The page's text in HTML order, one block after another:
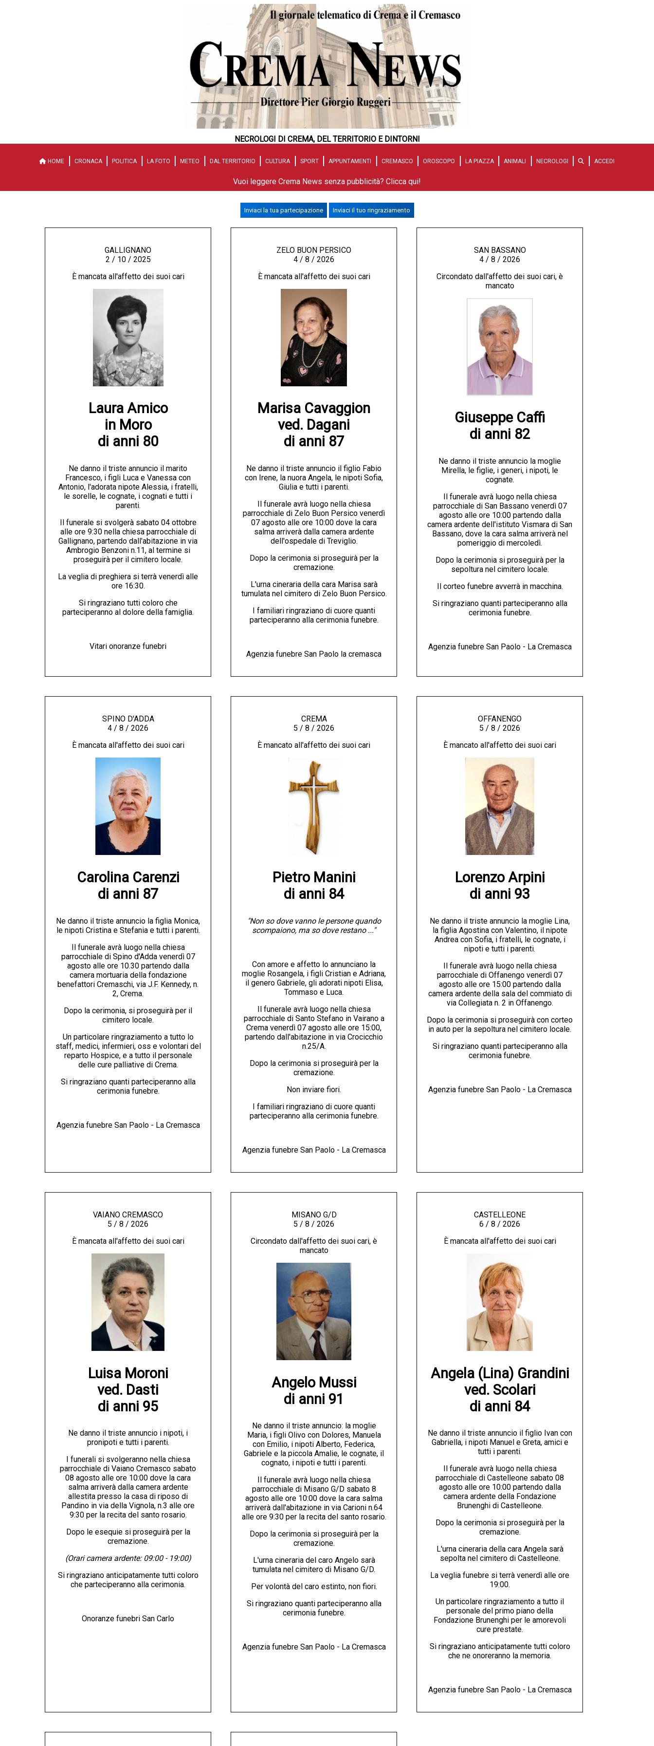
NECROLOGI DI CREMA, DEL TERRITORIO E DINTORNI
HOME CRONACA POLITICA LA FOTO METEO DAL TERRITORIO CULTURA SPORT APPUNTAMENTI CREMASCO OROSCOPO LA PIAZZA ANIMALI NECROLOGI ACCEDI
Vuoi leggere Crema News senza pubblicità? Clicca qui!
Inviaci la tua partecipazione Inviaci il tuo ringraziamento
GALLIGNANO
2 / 10 / 2025
È mancata all'affetto dei suoi cari
Laura Amico
in Moro
di anni 80
Ne danno il triste annuncio il marito
Francesco, i figli Luca e Vanessa con
Antonio, l'adorata nipote Alessia, i fratelli,
le sorelle, le cognate, i cognati e tutti i
parenti.
Il funerale si svolgerà sabato 04 ottobre
alle ore 9:30 nella chiesa parrocchiale di
Gallignano, partendo dall'abitazione in via
Ambrogio Benzoni n.11, al termine si
proseguirà per il cimitero locale.
La veglia di preghiera si terrà venerdì alle
ore 16:30.
Si ringraziano tutti coloro che
parteciperanno al dolore della famiglia.
Vitari onoranze funebri
ZELO BUON PERSICO
4 / 8 / 2026
È mancata all'affetto dei suoi cari
Marisa Cavaggion
ved. Dagani
di anni 87
Ne danno il triste annuncio il figlio Fabio
con Irene, la nuora Angela, le nipoti Sofia,
Giulia e tutti i parenti.
Il funerale avrà luogo nella chiesa
parrocchiale di Zelo Buon Persico venerdì
07 agosto alle ore 10:00 dove la cara
salma arriverà dalla camera ardente
dell'ospedale di Treviglio.
Dopo la cerimonia si proseguirà per la
cremazione.
L'urna cineraria della cara Marisa sarà
tumulata nel cimitero di Zelo Buon Persico.
I familiari ringraziano di cuore quanti
parteciperanno alla cerimonia funebre.
Agenzia funebre San Paolo la cremasca
SAN BASSANO
4 / 8 / 2026
Circondato dall'affetto dei suoi cari, è
mancato
Giuseppe Caffi
di anni 82
Ne danno il triste annuncio la moglie
Mirella, le figlie, i generi, i nipoti, le
cognate.
Il funerale avrà luogo nella chiesa
parrocchiale di San Bassano venerdì 07
agosto alle ore 10:00 partendo dalla
camera ardente dell'istituto Vismara di San
Bassano, dove la cara salma arriverà nel
pomeriggio di mercoledì.
Dopo la cerimonia si proseguirà per la
sepoltura nel cimitero locale.
Il corteo funebre avverrà in macchina.
Si ringraziano quanti parteciperanno alla
cerimonia funebre.
Agenzia funebre San Paolo - La Cremasca
SPINO D'ADDA
4 / 8 / 2026
È mancata all'affetto dei suoi cari
Carolina Carenzi
di anni 87
Ne danno il triste annuncio la figlia Monica,
le nipoti Cristina e Stefania e tutti i parenti.
Il funerale avrà luogo nella chiesa
parrocchiale di Spino d'Adda venerdì 07
agosto alle ore 10.30 partendo dalla
camera mortuaria della fondazione
benefattori Cremaschi, via J.F. Kennedy, n.
2, Crema.
Dopo la cerimonia, si proseguirà per il
cimitero locale.
Un particolare ringraziamento a tutto lo
staff, medici, infermieri, oss e volontari del
reparto Hospice, e a tutto il personale
delle cure palliative di Crema.
Si ringraziano quanti parteciperanno alla
cerimonia funebre.
Agenzia funebre San Paolo - La Cremasca
CREMA
5 / 8 / 2026
È mancato all'affetto dei suoi cari
Pietro Manini
di anni 84
"Non so dove vanno le persone quando
scompaiono, ma so dove restano ..."
Con amore e affetto lo annunciano la
moglie Rosangela, i figli Cristian e Adriana,
il genero Gabriele, gli adorati nipoti Elisa,
Tommaso e Luca.
Il funerale avrà luogo nella chiesa
parrocchiale di Santo Stefano in Vairano a
Crema venerdì 07 agosto alle ore 15:00,
partendo dall'abitazione in via Crocicchio
n.25/A.
Dopo la cerimonia si proseguirà per la
cremazione.
Non inviare fiori.
I familiari ringraziano di cuore quanti
parteciperanno alla cerimonia funebre.
Agenzia funebre San Paolo - La Cremasca
OFFANENGO
5 / 8 / 2026
È mancato all'affetto dei suoi cari
Lorenzo Arpini
di anni 93
Ne danno il triste annuncio la moglie Lina,
la figlia Agostina con Valentino, il nipote
Andrea con Sofia, i fratelli, le cognate, i
nipoti e tutti i parenti.
Il funerale avrà luogo nella chiesa
parrocchiale di Offanengo venerdì 07
agosto alle ore 15:00 partendo dalla
camera ardente della sala del commiato di
via Collegiata n. 2 in Offanengo.
Dopo la cerimonia si proseguirà con corteo
in auto per la sepoltura nel cimitero locale.
Si ringraziano quanti parteciperanno alla
cerimonia funebre.
Agenzia funebre San Paolo - La Cremasca
VAIANO CREMASCO
5 / 8 / 2026
È mancata all'affetto dei suoi cari
Luisa Moroni
ved. Dasti
di anni 95
Ne danno il triste annuncio i nipoti, i
pronipoti e tutti i parenti.
I funerali si svolgeranno nella chiesa
parrocchiale di Vaiano Cremasco sabato
08 agosto alle ore 10:00 dove la cara
salma arriverà dalla camera ardente
allestita presso la casa di riposo di
Pandino in via della Vignola, n.3 alle ore
9:30 per la recita del santo rosario.
Dopo le esequie si proseguirà per la
cremazione.
(Orari camera ardente: 09:00 - 19:00)
Si ringraziano anticipatamente tutti coloro
che parteciperanno alla cerimonia.
Onoranze funebri San Carlo
MISANO G/D
5 / 8 / 2026
Circondato dall'affetto dei suoi cari, è
mancato
Angelo Mussi
di anni 91
Ne danno il triste annuncio: la moglie
Maria, i figli Olivo con Dolores, Manuela
con Emilio, i nipoti Alberto, Federica,
Gabriele e la piccola Amalie, le cognate, il
cognato, i nipoti e tutti i parenti.
Il funerale avrà luogo nella chiesa
parrocchiale di Misano G/D sabato 8
agosto alle ore 10:00 dove la cara salma
arriverà dall'abitazione in via Carioni n.64
alle ore 9:30 per la recita del santo rosario.
Dopo la cerimonia si proseguirà per la
cremazione.
L'urna cineraria del caro Angelo sarà
tumulata nel cimitero di Misano G/D.
Per volontà del caro estinto, non fiori.
Si ringraziano quanti parteciperanno alla
cerimonia funebre.
Agenzia funebre San Paolo - La Cremasca
CASTELLEONE
6 / 8 / 2026
È mancata all'affetto dei suoi cari
Angela (Lina) Grandini
ved. Scolari
di anni 84
Ne danno il triste annuncio il figlio Ivan con
Gabriella, i nipoti Manuel e Greta, amici e
tutti i parenti.
Il funerale avrà luogo nella chiesa
parrocchiale di Castelleone sabato 08
agosto alle ore 10:00 partendo dalla
camera ardente della Fondazione
Brunenghi di Castelleone.
Dopo la cerimonia si proseguirà per la
cremazione.
L'urna cineraria della cara Angela sarà
sepolta nel cimitero di Castelleone.
La veglia funebre si terrà venerdì alle ore
19:00.
Un particolare ringraziamento a tutto il
personale del primo piano della
Fondazione Brunenghi per le amorevoli
cure prestate.
Si ringraziano anticipatamente tutti coloro
che ne onoreranno la memoria.
Agenzia funebre San Paolo - La Cremasca